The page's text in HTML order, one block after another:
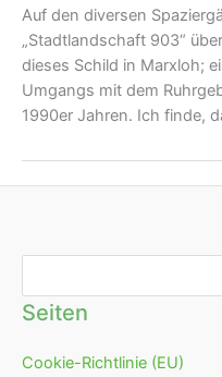
Auf den diversen
„Stadtlandschaft 903“
dieses Schild in Marxloh;
Umgangs mit dem
1990er Jahren. Ich finde,
Seiten
Cookie-Richtlinie (EU)